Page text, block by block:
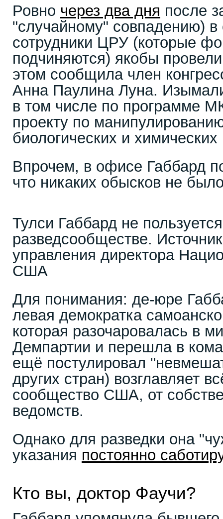
Ровно через два дня после
"случайному" совпадению)
сотрудники ЦРУ (которые
подчиняются) якобы
этом сообщила член
Анна Паулина Луна.
в том числе по программе
проекту по
биологических и
Впрочем, в офисе Габбард
что никаких обысков не
Тулси Габбард не
разведсообществе.
управления директора
США
Для понимания: де-юре
левая демократка
которая разочаровалась в
Демпартии и перешла в
ещё постулировал
других стран) возглавляет
сообщество США, от
ведомств.
Однако для разведки она
указания постоянно
Кто вы, доктор Фаучи?